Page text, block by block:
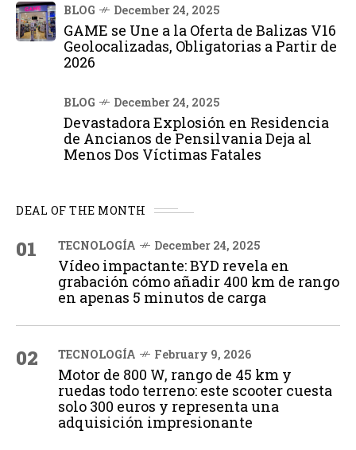
BLOG December 24, 2025
GAME se Une a la Oferta de Balizas V16
Geolocalizadas, Obligatorias a Partir de
2026
BLOG December 24, 2025
Devastadora Explosión en Residencia
de Ancianos de Pensilvania Deja al
Menos Dos Víctimas Fatales
DEAL OF THE MONTH
01 TECNOLOGÍA December 24, 2025
Vídeo impactante: BYD revela en
grabación cómo añadir 400 km de rango
en apenas 5 minutos de carga
02 TECNOLOGÍA February 9, 2026
Motor de 800 W, rango de 45 km y
ruedas todo terreno: este scooter cuesta
solo 300 euros y representa una
adquisición impresionante